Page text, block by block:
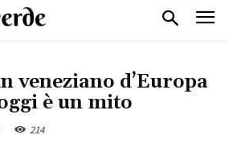
veneziano d’Europa
è un mito
214